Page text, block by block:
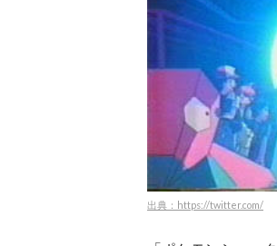
出典：https://twitter.com/